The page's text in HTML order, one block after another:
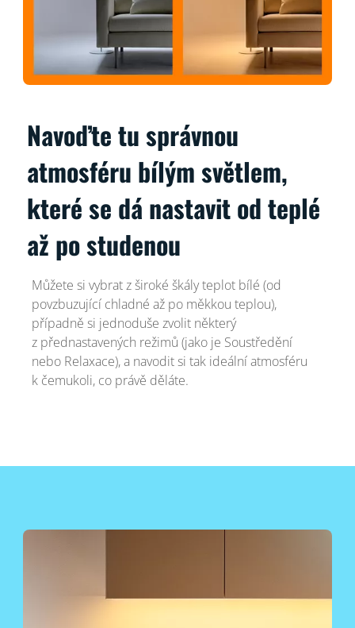
Navoďte tu správnou
atmosféru bílým světlem,
které se dá nastavit od teplé
až po studenou
Můžete si vybrat z široké škály teplot bílé (od
povzbuzující chladné až po měkkou teplou),
případně si jednoduše zvolit některý
z přednastavených režimů (jako je Soustředění
nebo Relaxace), a navodit si tak ideální atmosféru
k čemukoli, co právě děláte.